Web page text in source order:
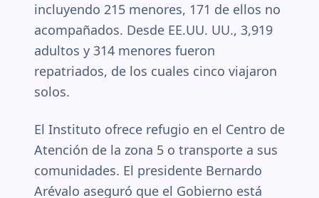
incluyendo 215 menores, 171 de ellos no
acompañados. Desde EE.UU. UU., 3,919
adultos y 314 menores fueron
repatriados, de los cuales cinco viajaron
solos.
El Instituto ofrece refugio en el Centro de
Atención de la zona 5 o transporte a sus
comunidades. El presidente Bernardo
Arévalo aseguró que el Gobierno está